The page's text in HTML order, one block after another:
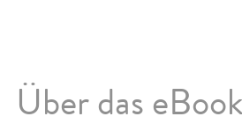
Über das eBook